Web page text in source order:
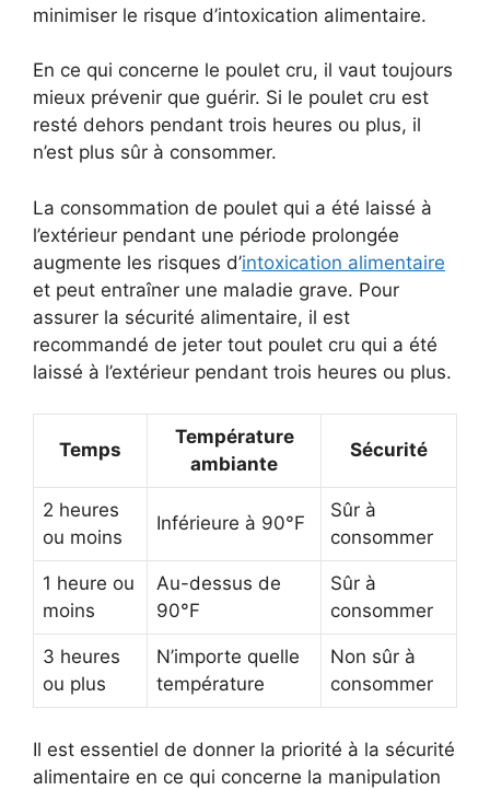
minimiser le risque d’intoxication alimentaire.
En ce qui concerne le poulet cru, il vaut toujours
mieux prévenir que guérir. Si le poulet cru est
resté dehors pendant trois heures ou plus, il
n’est plus sûr à consommer.
La consommation de poulet qui a été laissé à
l’extérieur pendant une période prolongée
augmente les risques d’intoxication alimentaire
et peut entraîner une maladie grave. Pour
assurer la sécurité alimentaire, il est
recommandé de jeter tout poulet cru qui a été
laissé à l’extérieur pendant trois heures ou plus.
Temps
Température
ambiante
Sécurité
2 heures
ou moins
Inférieure à 90°F
Sûr à
consommer
1 heure ou
moins
Au-dessus de
90°F
Sûr à
consommer
3 heures
ou plus
N’importe quelle
température
Non sûr à
consommer
Il est essentiel de donner la priorité à la sécurité
alimentaire en ce qui concerne la manipulation